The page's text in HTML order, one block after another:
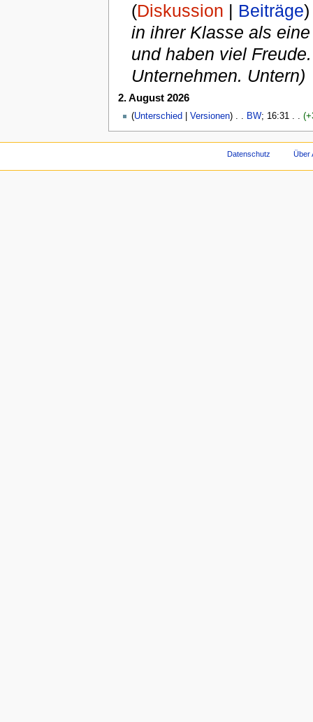
(Diskussion | Beiträge)
in ihrer Klasse als
und haben viel
Unternehmen. Untern)
2. August 2026
(Unterschied Versionen) . . BW‎; 16:31 . .
Datenschutz Über